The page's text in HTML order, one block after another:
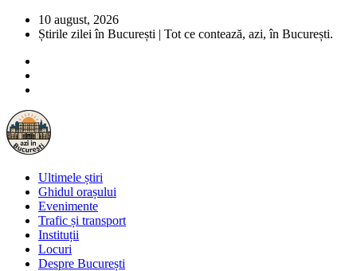
10 august, 2026
Știrile zilei în București | Tot ce contează, azi, în București.
Ultimele știri
Ghidul orașului
Evenimente
Trafic și transport
Instituții
Locuri
Despre București